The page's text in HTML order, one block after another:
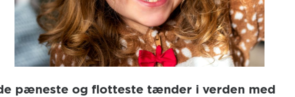
pæneste og flotteste tænder i verden med